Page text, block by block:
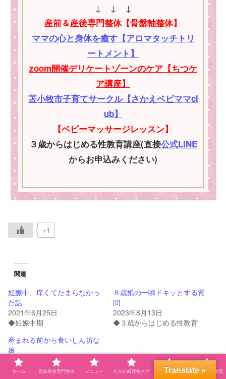
↓ ↓ ↓
産前＆産後専門整体【骨盤軸整体】
ママの心と身体を癒す【アロマタッチトリ
ートメント】
zoom開催デリケートゾーンのケア【ちつケ
ア講座】
苫小牧市子育てサークル【さかえベビママcl
ub】
【ベビーマッサージレッスン】
３歳からはじめる性教育講座(直接公式LINE
からお申込みください)
+1
関連
妊娠中、痒くてたまらなかっ
た話
2021年6月25日
◆妊娠中期
８歳娘の一瞬ドキッとする質
問
2023年8月13日
◆３歳からはじめる性教育
産まれる前から食いしん坊な
娘
2022年1月15日
◆子育てつぶやき
ホーム 産前産後専門整体 メニュー むかわ町産後ケア プロフィール 自宅サロン地図
Translate »